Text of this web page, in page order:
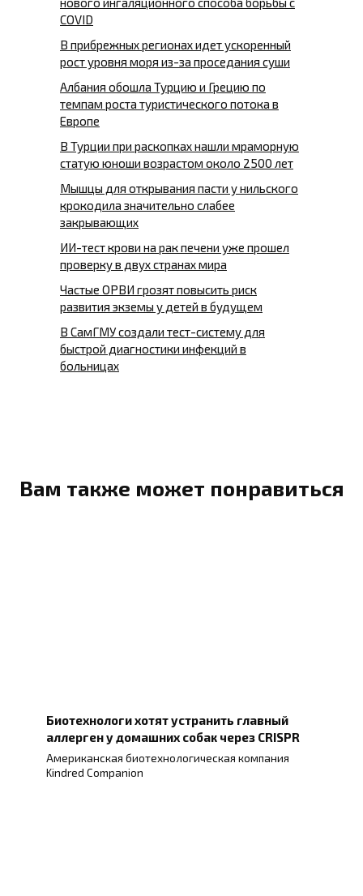
COVID
В прибрежных регионах идет ускоренный
рост уровня моря из-за проседания суши
Албания обошла Турцию и Грецию по
темпам роста туристического потока в
Европе
В Турции при раскопках нашли мраморную
статую юноши возрастом около 2500 лет
Мышцы для открывания пасти у нильского
крокодила значительно слабее
закрывающих
ИИ-тест крови на рак печени уже прошел
проверку в двух странах мира
Частые ОРВИ грозят повысить риск
развития экземы у детей в будущем
В СамГМУ создали тест-систему для
быстрой диагностики инфекций в
больницах
Вам также может понравиться
Биотехнологи хотят устранить главный
аллерген у домашних собак через CRISPR
Американская биотехнологическая компания
Kindred Companion